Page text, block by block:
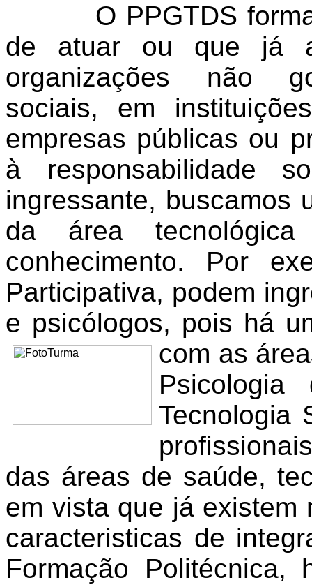
O PPGTDS forma
de atuar ou que já
organizações não
sociais, em
empresas públicas ou
à responsabilidade
ingressante, buscamos
da área
conhecimento. Por
Participativa, podem
e psicólogos, pois há
com as
Tecnologia
das áreas de saúde,
em vista que já existem
caracteristicas de
Formação